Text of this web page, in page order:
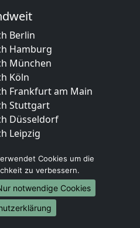
Berlin
Hamburg
München
Köln
Frankfurt am Main
Stuttgart
Düsseldorf
Leipzig
Essen
Bremen
Dresden
Hannover
Nürnberg
Cookies um die
zu verbessern.
notwendige Cookies